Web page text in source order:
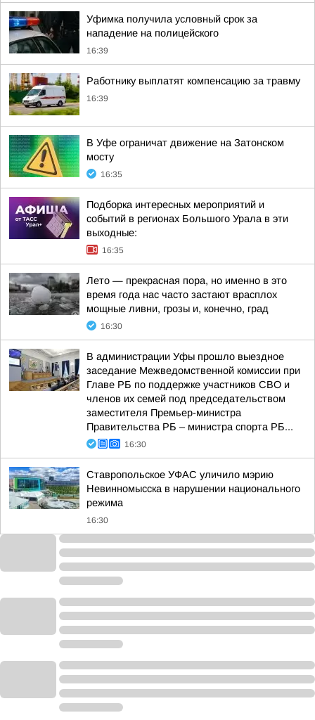
Уфимка получила условный срок за
нападение на полицейского
16:39
Работнику выплатят компенсацию за травму
16:39
В Уфе ограничат движение на Затонском
мосту
16:35
Подборка интересных мероприятий и
событий в регионах Большого Урала в эти
выходные:
16:35
Лето — прекрасная пора, но именно в это
время года нас часто застают врасплох
мощные ливни, грозы и, конечно, град
16:30
В администрации Уфы прошло выездное
заседание Межведомственной комиссии при
Главе РБ по поддержке участников СВО и
членов их семей под председательством
заместителя Премьер-министра
Правительства РБ – министра спорта РБ...
16:30
Ставропольское УФАС уличило мэрию
Невинномысска в нарушении национального
режима
16:30